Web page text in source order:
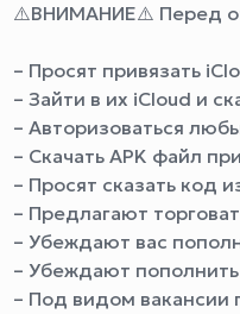
⚠️ВНИМАНИЕ⚠️ Перед
– Просят привязать
– Зайти в их iCloud и
– Авторизоваться
– Скачать APK файл
– Просят сказать код
– Предлагают
– Убеждают вас
– Убеждают
– Под видом вакансии